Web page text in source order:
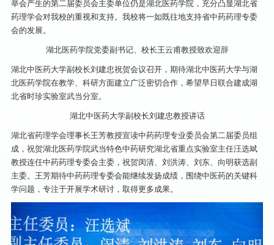
举会产生的第二届委员会主委单位仍是湖北医药学院，充分凸显湖北省
药理学会对我校的重视和支持。我校将一如既往地支持省中药药理专委
会的发展。‍
湖北医药学院党委副书记、校长王云甫教授致欢迎辞
湖北中医药大学副校长刘建忠祝贺会议召开，期待湖北中医药大学与湖
北医药学院在教学、科研方面建立广泛密切合作，希望早日联合建成湖
北省时珍实验室武当分室。
湖北中医药大学副校长刘建忠教授讲话
湖北省药理学会理事长王芳教授宣读中药药理专业委员会第二届委员组
成，祝贺湖北医药学院武当特色中药研究湖北省重点实验室主任汪选斌
教授连任中药药理专委会主委，祝贺闵清、刘洪涛、刘东、向明获选副
主委。王芳期待中药药理专委会能继续发扬成绩，围绕中医药的关键科
学问题，专注于开展学术研讨，取得更多成果。